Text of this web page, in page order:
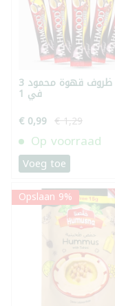
خمس ظروف قهوة محمود 3
في 1
€ 0,99 € 1,29
Op voorraad
Voeg toe
Opslaan 9%